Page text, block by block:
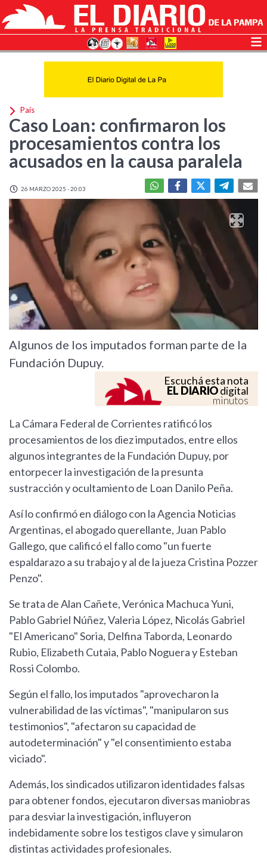
País
Caso Loan: confirmaron los
procesamientos contra los
acusados en la causa paralela
26 MARZO 2025 - 20:03
Algunos de los imputados forman parte de la
Fundación Dupuy.
Escuchá esta nota
EL DIARIOdigital
minutos
La Cámara Federal de Corrientes ratificó los
procesamientos de los diez imputados, entre ellos
algunos integrantes de la Fundación Dupuy, por
entorpecer la investigación de la presunta
sustracción y ocultamiento de Loan Danilo Peña.
Así lo confirmó en diálogo con la Agencia Noticias
Argentinas, el abogado querellante, Juan Pablo
Gallego, que calificó el fallo como "un fuerte
espaldarazo a su trabajo y al de la jueza Cristina Pozzer
Penzo".
Se trata de Alan Cañete, Verónica Machuca Yuni,
Pablo Gabriel Núñez, Valeria López, Nicolás Gabriel
"El Americano" Soria, Delfina Taborda, Leonardo
Rubio, Elizabeth Cutaia, Pablo Noguera y Esteban
Rossi Colombo.
Según el fallo, los imputados "aprovecharon la
vulnerabilidad de las víctimas", "manipularon sus
testimonios", "afectaron su capacidad de
autodeterminación" y "el consentimiento estaba
viciado".
Además, los sindicados utilizaron identidades falsas
para obtener fondos, ejecutaron diversas maniobras
para desviar la investigación, influyeron
indebidamente sobre los testigos clave y simularon
distintas actividades profesionales.